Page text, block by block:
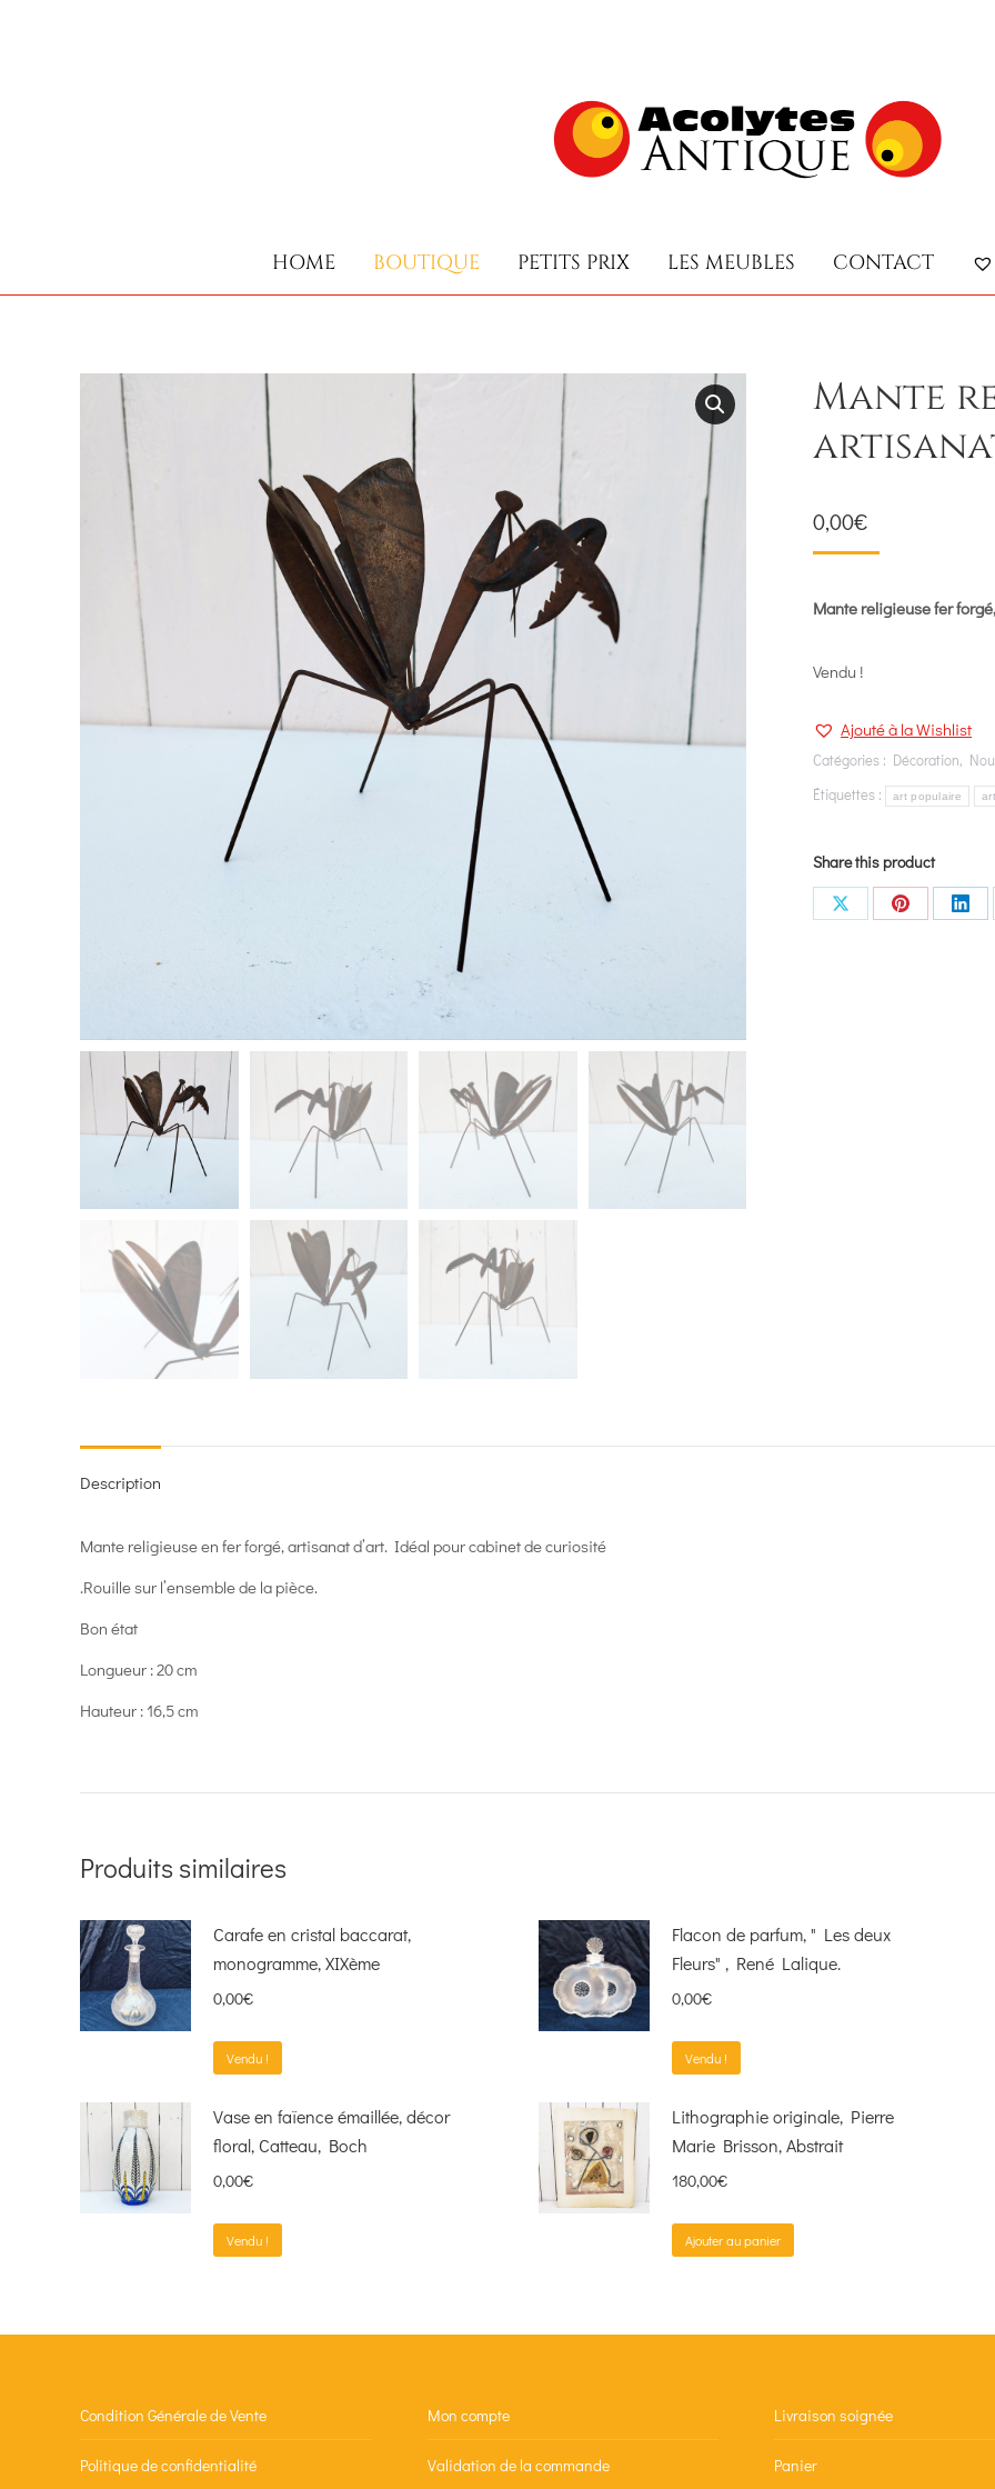
HOME BOUTIQUE PETITS PRIX LES MEUBLES CONTACT
Mante
0,00€
Mante religieuse fer
Vendu !
Ajouté à la Wishlist
Catégories : Décoration,
Étiquettes :
art populaire
Share this product
Share
Share
Description
Mante religieuse en fer forgé, artisanat d’art. Idéal pour cabinet de curiosité
.Rouille sur l’ensemble de la pièce.
Bon état
Longueur : 20 cm
Hauteur : 16,5 cm
Produits similaires
Carafe en cristal baccarat,
monogramme, XIXème
0,00€
Vendu !
Flacon de parfum, " Les deux
Fleurs" , René Lalique.
0,00€
Vendu !
Vase en faïence émaillée, décor
floral, Catteau, Boch
0,00€
Vendu !
Lithographie originale, Pierre
Marie Brisson, Abstrait
180,00€
Ajouter au panier
Condition Générale de Vente
Politique de confidentialité
Mon compte
Validation de la commande
Livraison soignée
Panier